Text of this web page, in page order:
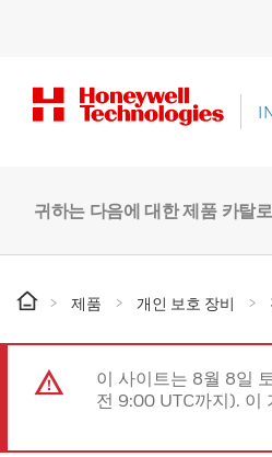
귀하는 다음에 대한 제품 카탈
제품 개인 보호 장비
이 사이트는 8월 8일
전 9:00 UTC까지). 이